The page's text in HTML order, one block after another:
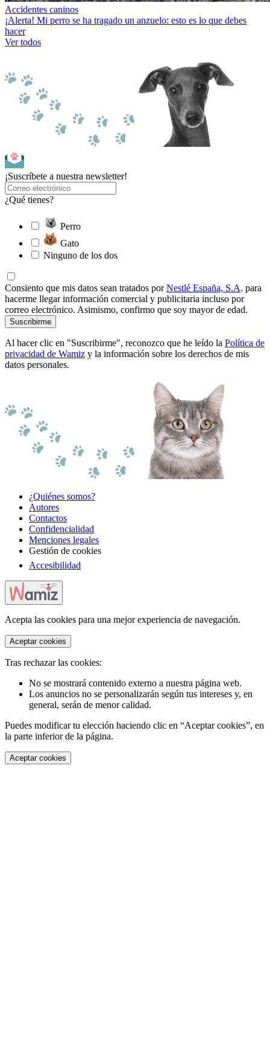
Accidentes caninos
¡Alerta! Mi perro se ha tragado un anzuelo: esto es lo que debes
hacer
Ver todos
¡Suscríbete a nuestra newsletter!
¿Qué tienes?
Perro
Gato
Ninguno de los dos
Consiento que mis datos sean tratados porNestlé España, S.A. para
hacerme llegar información comercial y publicitaria incluso por
correo electrónico. Asimismo, confirmo que soy mayor de edad.
Suscribirme
Al hacer clic en "Suscribirme", reconozco que he leído la Política de
privacidad de Wamiz y la información sobre los derechos de mis
datos personales.
¿Quiénes somos?
Autores
Contactos
Confidencialidad
Menciones legales
Gestión de cookies
Accesibilidad
Acepta las cookies para una mejor experiencia de navegación.
Aceptar cookies
Tras rechazar las cookies:
No se mostrará contenido externo a nuestra página web.
Los anuncios no se personalizarán según tus intereses y, en
general, serán de menor calidad.
Puedes modificar tu elección haciendo clic en “Aceptar cookies”, en
la parte inferior de la página.
Aceptar cookies